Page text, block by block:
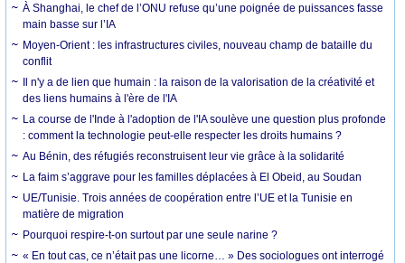
À Shanghai, le chef de l’ONU refuse qu’une poignée de puissances fasse
main basse sur l’IA
Moyen-Orient : les infrastructures civiles, nouveau champ de bataille du
conflit
Il n'y a de lien que humain : la raison de la valorisation de la créativité et
des liens humains à l'ère de l'IA
La course de l'Inde à l'adoption de l'IA soulève une question plus profonde
: comment la technologie peut-elle respecter les droits humains ?
Au Bénin, des réfugiés reconstruisent leur vie grâce à la solidarité
La faim s’aggrave pour les familles déplacées à El Obeid, au Soudan
UE/Tunisie. Trois années de coopération entre l’UE et la Tunisie en
matière de migration
Pourquoi respire-t-on surtout par une seule narine ?
« En tout cas, ce n’était pas une licorne… » Des sociologues ont interrogé